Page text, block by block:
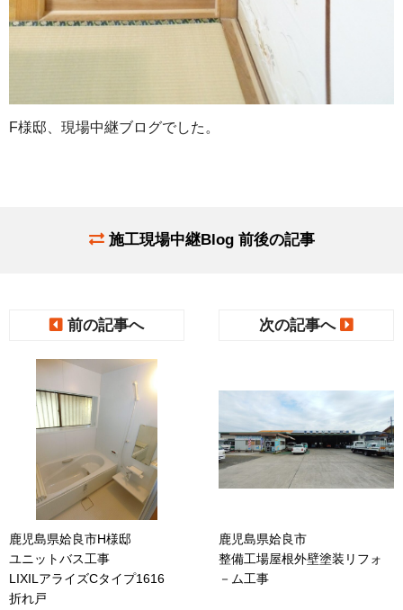
F様邸、現場中継ブログでした。
施工現場中継Blog 前後の記事
前の記事へ
鹿児島県姶良市H様邸
ユニットバス工事
LIXILアライズCタイプ1616
折れ戸
次の記事へ
鹿児島県姶良市
整備工場屋根外壁塗装リフォ
－ム工事